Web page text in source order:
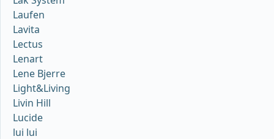
Laufen
Lavita
Lectus
Lenart
Lene Bjerre
Light&Living
Livin Hill
Lucide
lui lui